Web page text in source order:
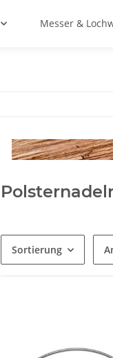
Messer &
Sortierung